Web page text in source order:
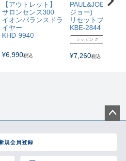
【アウトレット】
サロンセンス300
イオンバランスドラ
イヤー
KHD-9940
¥6,990税込
PAUL&JOE(ポー
ジョー)
リセットブラシ
KBE-2844
ラッピング
¥7,260税込
規会員登録
ジト
へ